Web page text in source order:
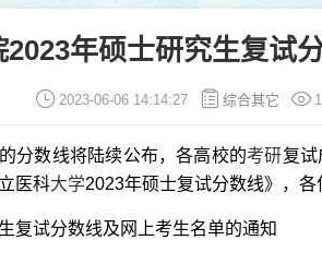
年硕士研究生复试
2023-06-06 14:14:27 综合其它
分数线将陆续公布，各高校的考研复
医科大学2023年硕士复试分数线》，
复试分数线及网上考生名单的通知